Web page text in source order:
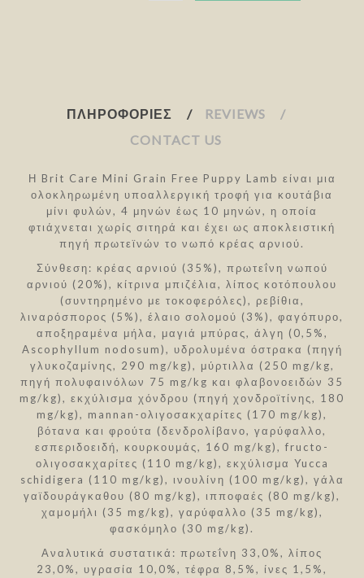
ΠΛΗΡΟΦΟΡΊΕΣ
REVIEWS
CONTACT US
Η Brit Care Mini Grain Free Puppy Lamb είναι μια
ολοκληρωμένη υποαλλεργική τροφή για κουτάβια
μίνι φυλών, 4 μηνών έως 10 μηνών, η οποία
φτιάχνεται χωρίς σιτηρά και έχει ως αποκλειστική
πηγή πρωτεϊνών το νωπό κρέας αρνιού.
Σύνθεση: κρέας αρνιού (35%), πρωτεΐνη νωπού
αρνιού (20%), κίτρινα μπιζέλια, λίπος κοτόπουλου
(συντηρημένο με τοκοφερόλες), ρεβίθια,
λιναρόσπορος (5%), έλαιο σολομού (3%), φαγόπυρο,
αποξηραμένα μήλα, μαγιά μπύρας, άλγη (0,5%,
Ascophyllum nodosum), υδρολυμένα όστρακα (πηγή
γλυκοζαμίνης, 290 mg/kg), μύρτιλλα (250 mg/kg,
πηγή πολυφαινόλων 75 mg/kg και φλαβονοειδών 35
mg/kg), εκχύλισμα χόνδρου (πηγή χονδροϊτίνης, 180
mg/kg), mannan-ολιγοσακχαρίτες (170 mg/kg),
βότανα και φρούτα (δενδρολίβανο, γαρύφαλλο,
εσπεριδοειδή, κουρκουμάς, 160 mg/kg), fructo-
ολιγοσακχαρίτες (110 mg/kg), εκχύλισμα Yucca
schidigera (110 mg/kg), ινουλίνη (100 mg/kg), γάλα
γαϊδουράγκαθου (80 mg/kg), ιπποφαές (80 mg/kg),
χαμoμήλι (35 mg/kg), γαρύφαλλο (35 mg/kg),
φασκόμηλο (30 mg/kg).
Αναλυτικά συστατικά: πρωτεΐνη 33,0%, λίπος
23,0%, υγρασία 10,0%, τέφρα 8,5%, ίνες 1,5%,